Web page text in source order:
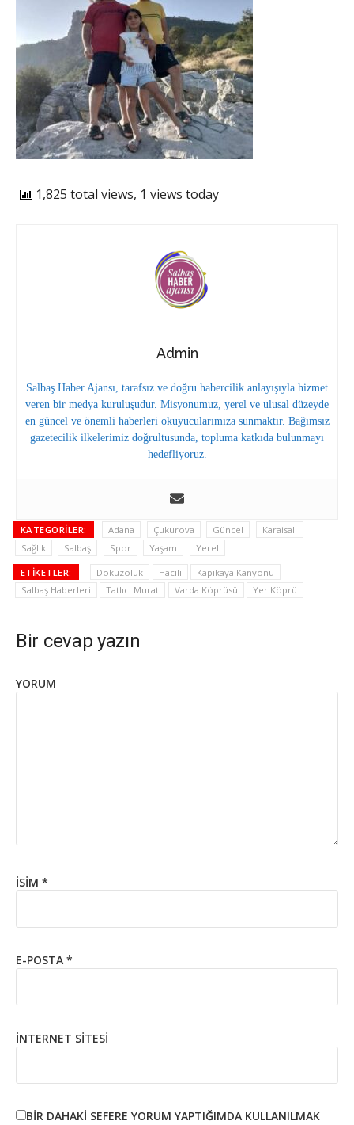
1,825 total views, 1 views today
Admin
Salbaş Haber Ajansı, tarafsız ve doğru habercilik anlayışıyla hizmet
veren bir medya kuruluşudur. Misyonumuz, yerel ve ulusal düzeyde
en güncel ve önemli haberleri okuyucularımıza sunmaktır. Bağımsız
gazetecilik ilkelerimiz doğrultusunda, topluma katkıda bulunmayı
hedefliyoruz.
KATEGORILER: Adana Çukurova Güncel
Karaisalı
Sağlık
Salbaş Spor Yaşam Yerel
ETIKETLER: Dokuzoluk Hacılı
Kapıkaya Kanyonu
Salbaş Haberleri
Tatlıcı Murat Varda Köprüsü Yer Köprü
Bir cevap yazın
YORUM
İSIM *
E-POSTA *
İNTERNET SITESI
BIR DAHAKI SEFERE YORUM YAPTIĞIMDA KULLANILMAK